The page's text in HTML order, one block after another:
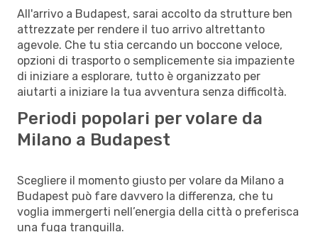
All'arrivo a Budapest, sarai accolto da strutture ben
attrezzate per rendere il tuo arrivo altrettanto
agevole. Che tu stia cercando un boccone veloce,
opzioni di trasporto o semplicemente sia impaziente
di iniziare a esplorare, tutto è organizzato per
aiutarti a iniziare la tua avventura senza difficoltà.
Periodi popolari per volare da
Milano a Budapest
Scegliere il momento giusto per volare da Milano a
Budapest può fare davvero la differenza, che tu
voglia immergerti nell’energia della città o preferisca
una fuga tranquilla.